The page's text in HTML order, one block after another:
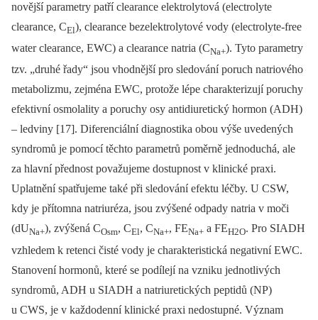
novější parametry patří clearance elektrolytová (electrolyte
clearance, CEl), clearance bezelektrolytové vody (electrolyte-free
water clearance, EWC) a clearance natria (CNa+). Tyto parametry
tzv. „druhé řady“ jsou vhodnější pro sledování poruch natriového
metabolizmu, zejména EWC, protože lépe charakterizují poruchy
efektivní osmolality a poruchy osy antidiuretický hormon (ADH)
–⁠ ledviny [17]. Diferenciální diagnostika obou výše uvedených
syndromů je pomocí těchto parametrů poměrně jednoduchá, ale
za hlavní přednost považujeme dostupnost v klinické praxi.
Uplatnění spatřujeme také při sledování efektu léčby. U CSW,
kdy je přítomna natriuréza, jsou zvýšené odpady natria v moči
(dUNa+), zvýšená COsm, CEl, CNa+, FENa+ a FEH2O. Pro SIADH
vzhledem k retenci čisté vody je charakteristická negativní EWC.
Stanovení hormonů, které se podílejí na vzniku jednotlivých
syndromů, ADH u SIADH a natriuretických peptidů (NP)
u CWS, je v každodenní klinické praxi nedostupné. Význam